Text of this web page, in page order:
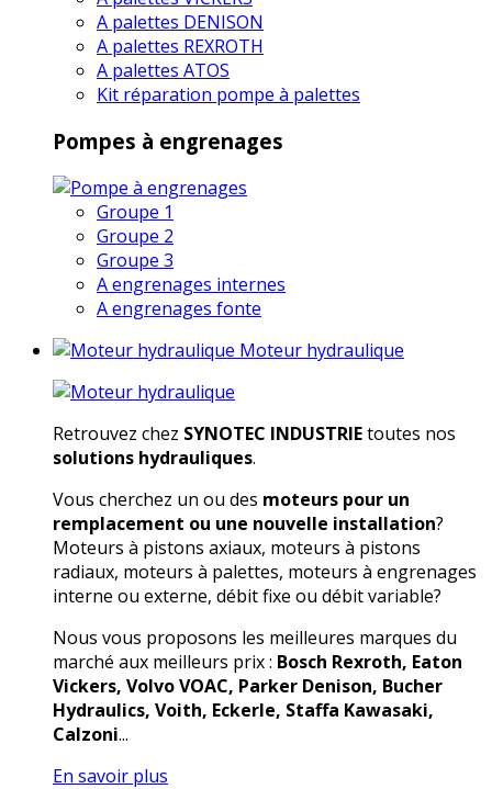
A palettes DENISON
A palettes REXROTH
A palettes ATOS
Kit réparation pompe à palettes
Pompes à engrenages
Groupe 1
Groupe 2
Groupe 3
A engrenages internes
A engrenages fonte
Moteur hydraulique
Retrouvez chez SYNOTEC INDUSTRIEtoutes nos
solutions hydrauliques.
Vous cherchez un ou des moteurs pour un
remplacement ou une nouvelle installation?
Moteurs à pistons axiaux, moteurs à pistons
radiaux, moteurs à palettes, moteurs à engrenages
interne ou externe, débit fixe ou débit variable?
Nous vous proposons les meilleures marques du
marché aux meilleurs prix : Bosch Rexroth, Eaton
Vickers, Volvo VOAC, Parker Denison, Bucher
Hydraulics, Voith, Eckerle, Staffa Kawasaki,
Calzoni...
En savoir plus